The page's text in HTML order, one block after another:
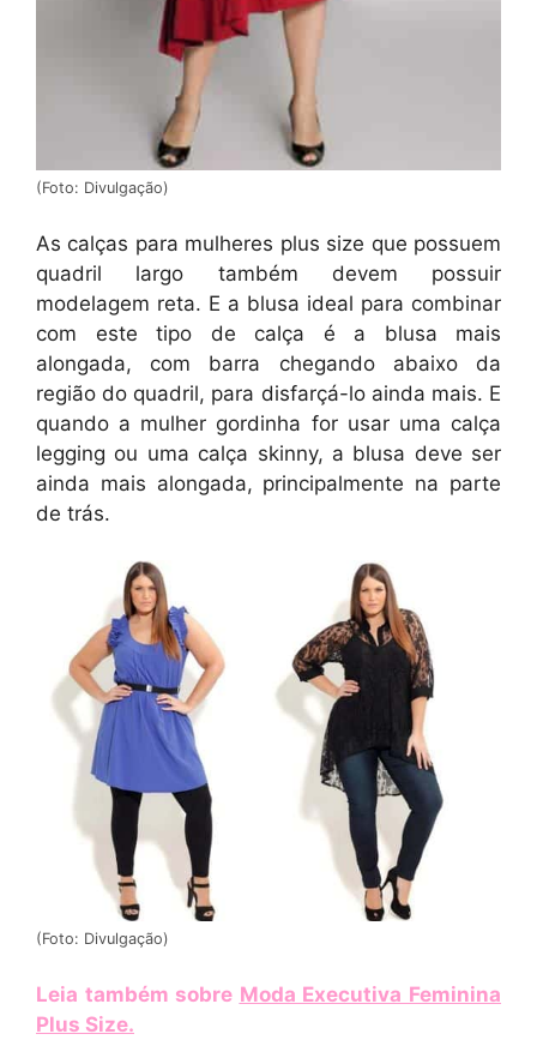
(Foto: Divulgação)
As calças para mulheres plus size que possuem
quadril largo também devem possuir
modelagem reta. E a blusa ideal para combinar
com este tipo de calça é a blusa mais
alongada, com barra chegando abaixo da
região do quadril, para disfarçá-lo ainda mais. E
quando a mulher gordinha for usar uma calça
legging ou uma calça skinny, a blusa deve ser
ainda mais alongada, principalmente na parte
de trás.
(Foto: Divulgação)
Leia também sobre Moda Executiva Feminina
Plus Size.